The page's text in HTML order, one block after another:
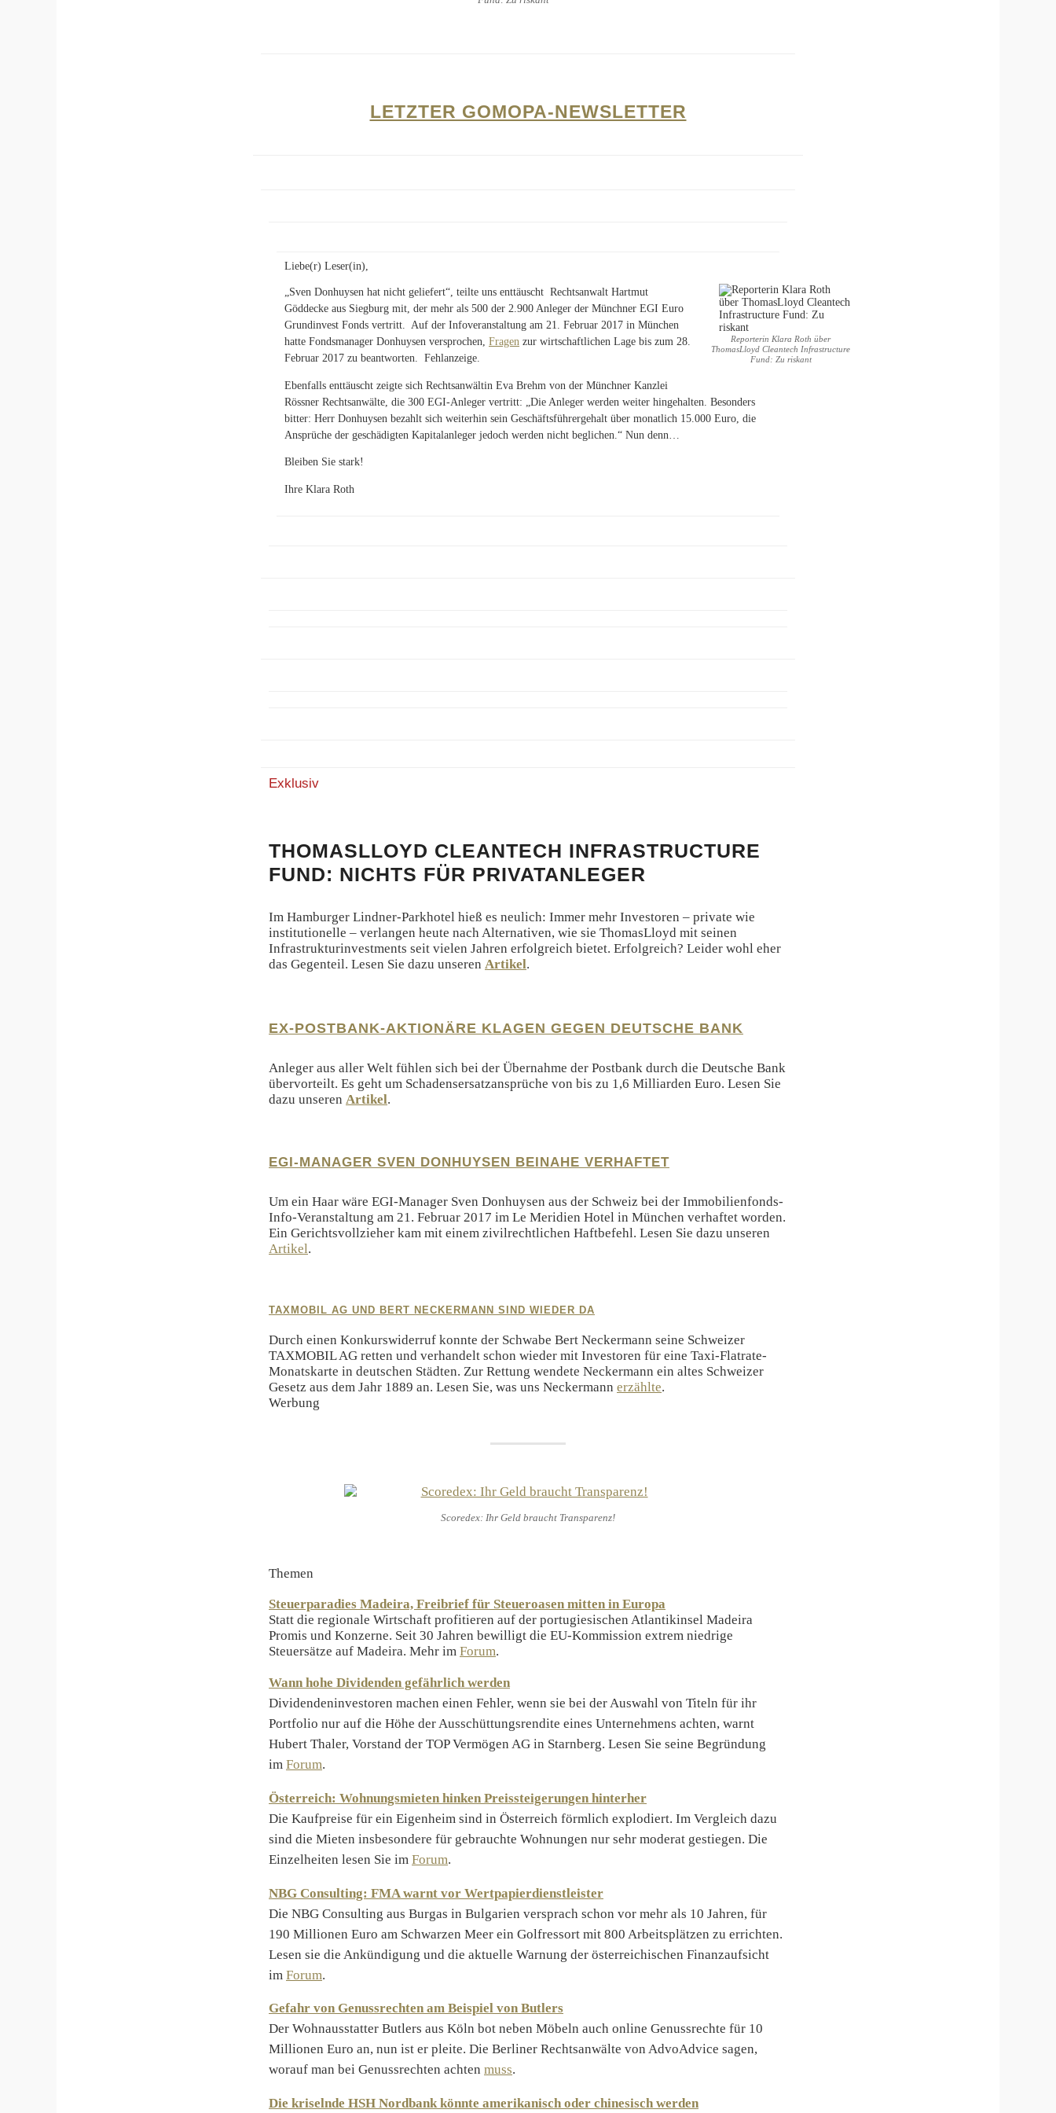
LETZTER GOMOPA-NEWSLETTER
Liebe(r) Leser(in),
Reporterin Klara Roth über
ThomasLloyd Cleantech Infrastructure
Fund: Zu riskant
„Sven Donhuysen hat nicht geliefert“, teilte uns enttäuscht Rechtsanwalt Hartmut
Göddecke aus Siegburg mit, der mehr als 500 der 2.900 Anleger der Münchner EGI Euro
Grundinvest Fonds vertritt. Auf der Infoveranstaltung am 21. Februar 2017 in München
hatte Fondsmanager Donhuysen versprochen, Fragen zur wirtschaftlichen Lage bis zum 28.
Februar 2017 zu beantworten. Fehlanzeige.
Ebenfalls enttäuscht zeigte sich Rechtsanwältin Eva Brehm von der Münchner Kanzlei
Rössner Rechtsanwälte, die 300 EGI-Anleger vertritt: „Die Anleger werden weiter hingehalten. Besonders
bitter: Herr Donhuysen bezahlt sich weiterhin sein Geschäftsführergehalt über monatlich 15.000 Euro, die
Ansprüche der geschädigten Kapitalanleger jedoch werden nicht beglichen.“ Nun denn…
Bleiben Sie stark!
Ihre Klara Roth
Exklusiv
THOMASLLOYD CLEANTECH INFRASTRUCTURE
FUND: NICHTS FÜR PRIVATANLEGER
Im Hamburger Lindner-Parkhotel hieß es neulich: Immer mehr Investoren – private wie
institutionelle – verlangen heute nach Alternativen, wie sie ThomasLloyd mit seinen
Infrastrukturinvestments seit vielen Jahren erfolgreich bietet. Erfolgreich? Leider wohl eher
das Gegenteil. Lesen Sie dazu unseren Artikel.
EX-POSTBANK-AKTIONÄRE KLAGEN GEGEN DEUTSCHE BANK
Anleger aus aller Welt fühlen sich bei der Übernahme der Postbank durch die Deutsche Bank
übervorteilt. Es geht um Schadensersatzansprüche von bis zu 1,6 Milliarden Euro. Lesen Sie
dazu unseren Artikel.
EGI-MANAGER SVEN DONHUYSEN BEINAHE VERHAFTET
Um ein Haar wäre EGI-Manager Sven Donhuysen aus der Schweiz bei der Immobilienfonds-
Info-Veranstaltung am 21. Februar 2017 im Le Meridien Hotel in München verhaftet worden.
Ein Gerichtsvollzieher kam mit einem zivilrechtlichen Haftbefehl. Lesen Sie dazu unseren
Artikel.
TAXMOBIL AG UND BERT NECKERMANN SIND WIEDER DA
Durch einen Konkurswiderruf konnte der Schwabe Bert Neckermann seine Schweizer
TAXMOBIL AG retten und verhandelt schon wieder mit Investoren für eine Taxi-Flatrate-
Monatskarte in deutschen Städten. Zur Rettung wendete Neckermann ein altes Schweizer
Gesetz aus dem Jahr 1889 an. Lesen Sie, was uns Neckermann erzählte.
Werbung
Scoredex: Ihr Geld braucht Transparenz!
Themen
Steuerparadies Madeira, Freibrief für Steueroasen mitten in Europa
Statt die regionale Wirtschaft profitieren auf der portugiesischen Atlantikinsel Madeira
Promis und Konzerne. Seit 30 Jahren bewilligt die EU-Kommission extrem niedrige
Steuersätze auf Madeira. Mehr im Forum.
Wann hohe Dividenden gefährlich werden
Dividendeninvestoren machen einen Fehler, wenn sie bei der Auswahl von Titeln für ihr
Portfolio nur auf die Höhe der Ausschüttungsrendite eines Unternehmens achten, warnt
Hubert Thaler, Vorstand der TOP Vermögen AG in Starnberg. Lesen Sie seine Begründung
im Forum.
Österreich: Wohnungsmieten hinken Preissteigerungen hinterher
Die Kaufpreise für ein Eigenheim sind in Österreich förmlich explodiert. Im Vergleich dazu
sind die Mieten insbesondere für gebrauchte Wohnungen nur sehr moderat gestiegen. Die
Einzelheiten lesen Sie im Forum.
NBG Consulting: FMA warnt vor Wertpapierdienstleister
Die NBG Consulting aus Burgas in Bulgarien versprach schon vor mehr als 10 Jahren, für
190 Millionen Euro am Schwarzen Meer ein Golfressort mit 800 Arbeitsplätzen zu errichten.
Lesen sie die Ankündigung und die aktuelle Warnung der österreichischen Finanzaufsicht
im Forum.
Gefahr von Genussrechten am Beispiel von Butlers
Der Wohnausstatter Butlers aus Köln bot neben Möbeln auch online Genussrechte für 10
Millionen Euro an, nun ist er pleite. Die Berliner Rechtsanwälte von AdvoAdvice sagen,
worauf man bei Genussrechten achten muss.
Die kriselnde HSH Nordbank könnte amerikanisch oder chinesisch werden